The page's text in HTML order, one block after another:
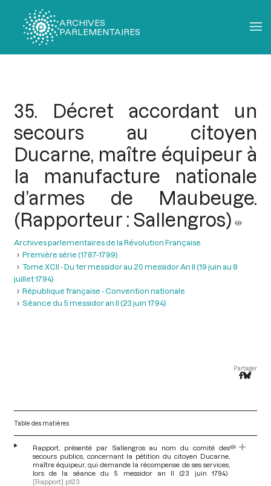
ARCHIVES
PARLEMENTAIRES
35. Décret accordant un
secours au citoyen
Ducarne, maître équipeur à
la manufacture nationale
d’armes de Maubeuge.
(Rapporteur : Sallengros)
Archives parlementaires de la Révolution Française
Première série (1787-1799)
Tome XCII - Du 1er messidor au 20 messidor An II (19 juin au 8
juillet 1794)
République française - Convention nationale
Séance du 5 messidor an II (23 juin 1794)
Partager
Table des matières
Rapport, présenté par Sallengros au nom du comité des
secours publics, concernant la pétition du citoyen Ducarne,
maître équipeur, qui demande la récompense de ses services,
lors de la séance du 5 messidor an II (23 juin 1794)
[Rapport] p.123